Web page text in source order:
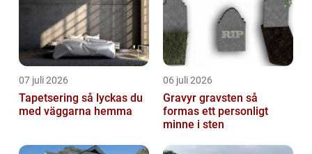
07 juli 2026
Tapetsering så lyckas du
med väggarna hemma
06 juli 2026
Gravyr gravsten så
formas ett personligt
minne i sten